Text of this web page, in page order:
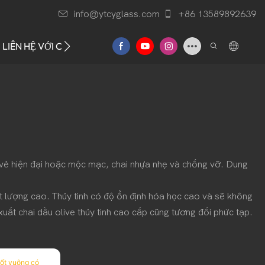
info@ytcyglass.com +86 13589892639
LIÊN HỆ VỚI CHÚNG TÔI
hiện đại hoặc mộc mạc, chai nhựa nhẹ và chống vỡ. Dung
cao. Thủy tinh có độ ổn định hóa học cao và sẽ không
chai dầu olive thủy tinh cao cấp cũng tương đối phức tạp.